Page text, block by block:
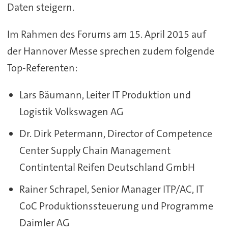
Daten steigern.
Im Rahmen des Forums am 15. April 2015 auf
der Hannover Messe sprechen zudem folgende
Top-Referenten:
Lars Bäumann, Leiter IT Produktion und
Logistik Volkswagen AG
Dr. Dirk Petermann, Director of Competence
Center Supply Chain Management
Contintental Reifen Deutschland GmbH
Rainer Schrapel, Senior Manager ITP/AC, IT
CoC Produktionssteuerung und Programme
Daimler AG